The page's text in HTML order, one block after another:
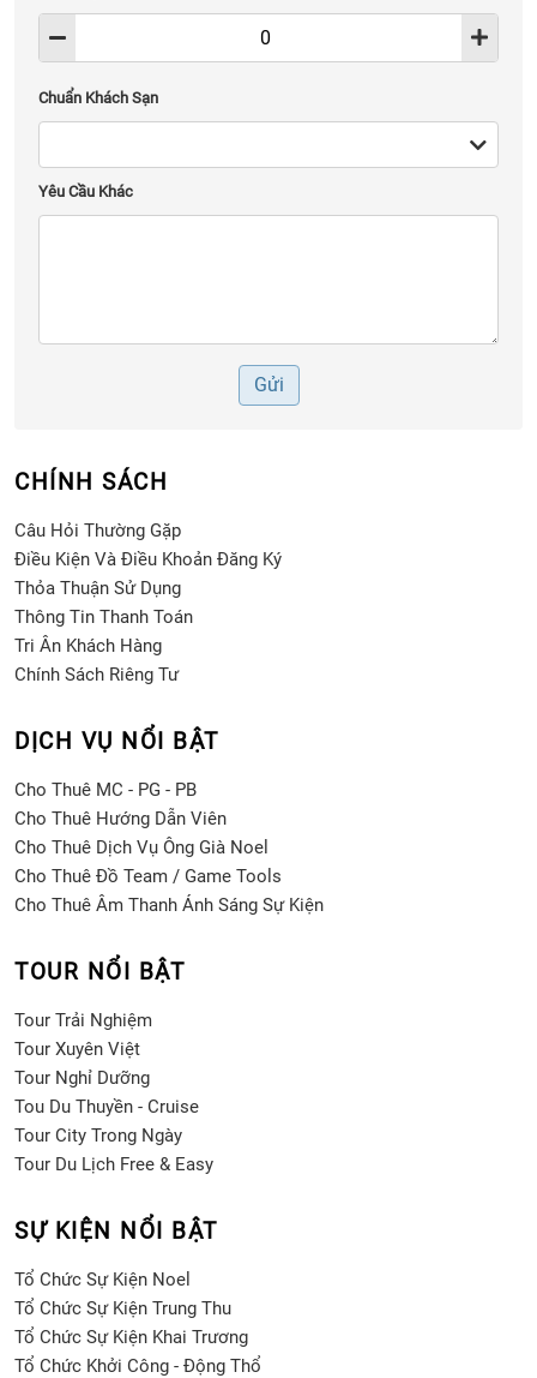
Chuẩn Khách Sạn
Yêu Cầu Khác
Gửi
CHÍNH SÁCH
Câu Hỏi Thường Gặp
Điều Kiện Và Điều Khoản Đăng Ký
Thỏa Thuận Sử Dụng
Thông Tin Thanh Toán
Tri Ân Khách Hàng
Chính Sách Riêng Tư
DỊCH VỤ NỔI BẬT
Cho Thuê MC - PG - PB
Cho Thuê Hướng Dẫn Viên
Cho Thuê Dịch Vụ Ông Già Noel
Cho Thuê Đồ Team / Game Tools
Cho Thuê Âm Thanh Ánh Sáng Sự Kiện
TOUR NỔI BẬT
Tour Trải Nghiệm
Tour Xuyên Việt
Tour Nghỉ Dưỡng
Tou Du Thuyền - Cruise
Tour City Trong Ngày
Tour Du Lịch Free & Easy
SỰ KIỆN NỔI BẬT
Tổ Chức Sự Kiện Noel
Tổ Chức Sự Kiện Trung Thu
Tổ Chức Sự Kiện Khai Trương
Tổ Chức Khởi Công - Động Thổ